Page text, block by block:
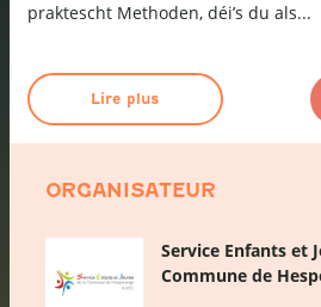
praktescht Methoden, déi’s du als...
Lire plus
ORGANISATEUR
Service Enfants et
Commune de